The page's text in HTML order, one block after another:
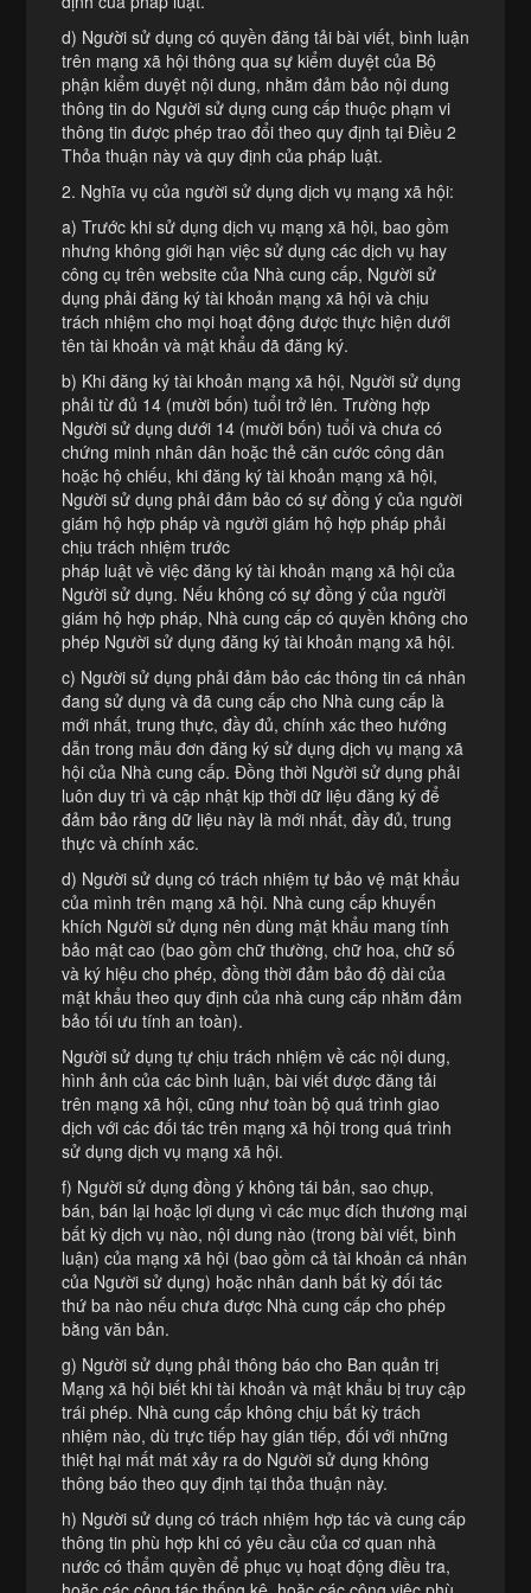
d) Người sử dụng có quyền đăng tải bài viết, bình luận
trên mạng xã hội thông qua sự kiểm duyệt của Bộ
phận kiểm duyệt nội dung, nhằm đảm bảo nội dung
thông tin do Người sử dụng cung cấp thuộc phạm vi
thông tin được phép trao đổi theo quy định tại Điều 2
Thỏa thuận này và quy định của pháp luật.
2. Nghĩa vụ của người sử dụng dịch vụ mạng xã hội:
a) Trước khi sử dụng dịch vụ mạng xã hội, bao gồm
nhưng không giới hạn việc sử dụng các dịch vụ hay
công cụ trên website của Nhà cung cấp, Người sử
dụng phải đăng ký tài khoản mạng xã hội và chịu
trách nhiệm cho mọi hoạt động được thực hiện dưới
tên tài khoản và mật khẩu đã đăng ký.
b) Khi đăng ký tài khoản mạng xã hội, Người sử dụng
phải từ đủ 14 (mười bốn) tuổi trở lên. Trường hợp
Người sử dụng dưới 14 (mười bốn) tuổi và chưa có
chứng minh nhân dân hoặc thẻ căn cước công dân
hoặc hộ chiếu, khi đăng ký tài khoản mạng xã hội,
Người sử dụng phải đảm bảo có sự đồng ý của người
giám hộ hợp pháp và người giám hộ hợp pháp phải
chịu trách nhiệm trước
pháp luật về việc đăng ký tài khoản mạng xã hội của
Người sử dụng. Nếu không có sự đồng ý của người
giám hộ hợp pháp, Nhà cung cấp có quyền không cho
phép Người sử dụng đăng ký tài khoản mạng xã hội.
c) Người sử dụng phải đảm bảo các thông tin cá nhân
đang sử dụng và đã cung cấp cho Nhà cung cấp là
mới nhất, trung thực, đầy đủ, chính xác theo hướng
dẫn trong mẫu đơn đăng ký sử dụng dịch vụ mạng xã
hội của Nhà cung cấp. Đồng thời Người sử dụng phải
luôn duy trì và cập nhật kịp thời dữ liệu đăng ký để
đảm bảo rằng dữ liệu này là mới nhất, đầy đủ, trung
thực và chính xác.
d) Người sử dụng có trách nhiệm tự bảo vệ mật khẩu
của mình trên mạng xã hội. Nhà cung cấp khuyến
khích Người sử dụng nên dùng mật khẩu mang tính
bảo mật cao (bao gồm chữ thường, chữ hoa, chữ số
và ký hiệu cho phép, đồng thời đảm bảo độ dài của
mật khẩu theo quy định của nhà cung cấp nhằm đảm
bảo tối ưu tính an toàn).
Người sử dụng tự chịu trách nhiệm về các nội dung,
hình ảnh của các bình luận, bài viết được đăng tải
trên mạng xã hội, cũng như toàn bộ quá trình giao
dịch với các đối tác trên mạng xã hội trong quá trình
sử dụng dịch vụ mạng xã hội.
f) Người sử dụng đồng ý không tái bản, sao chụp,
bán, bán lại hoặc lợi dụng vì các mục đích thương mại
bất kỳ dịch vụ nào, nội dung nào (trong bài viết, bình
luận) của mạng xã hội (bao gồm cả tài khoản cá nhân
của Người sử dụng) hoặc nhân danh bất kỳ đối tác
thứ ba nào nếu chưa được Nhà cung cấp cho phép
bằng văn bản.
g) Người sử dụng phải thông báo cho Ban quản trị
Mạng xã hội biết khi tài khoản và mật khẩu bị truy cập
trái phép. Nhà cung cấp không chịu bất kỳ trách
nhiệm nào, dù trực tiếp hay gián tiếp, đối với những
thiệt hại mất mát xảy ra do Người sử dụng không
thông báo theo quy định tại thỏa thuận này.
h) Người sử dụng có trách nhiệm hợp tác và cung cấp
thông tin phù hợp khi có yêu cầu của cơ quan nhà
nước có thẩm quyền để phục vụ hoạt động điều tra,